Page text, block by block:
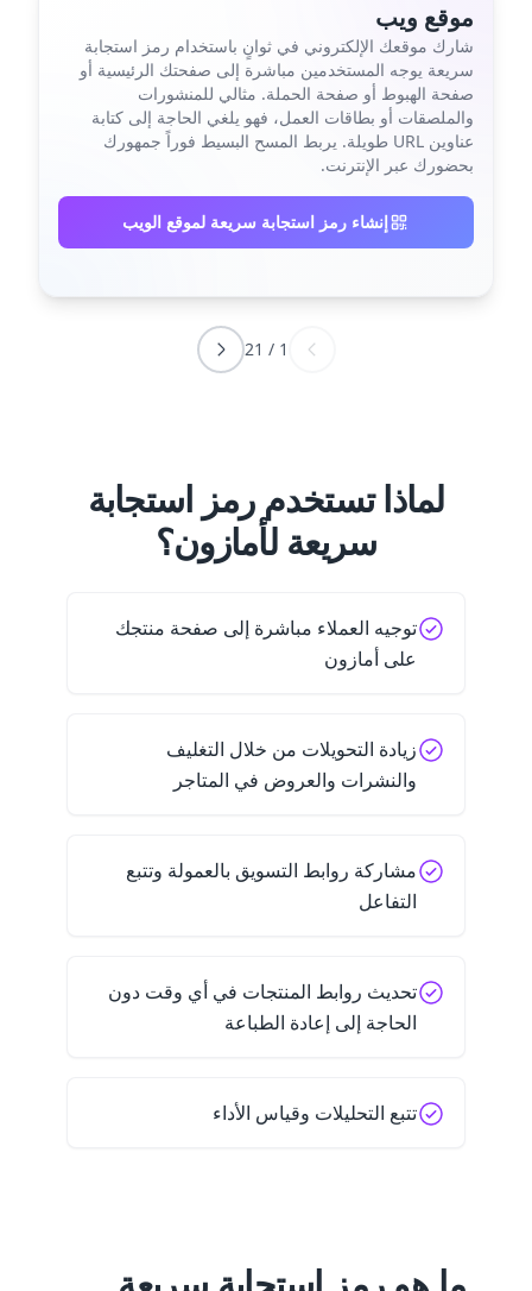
موقع ويب
شارك موقعك الإلكتروني في ثوانٍ باستخدام رمز استجابة
سريعة يوجه المستخدمين مباشرة إلى صفحتك الرئيسية أو
صفحة الهبوط أو صفحة الحملة. مثالي للمنشورات
والملصقات أو بطاقات العمل، فهو يلغي الحاجة إلى كتابة
عناوين URL طويلة. يربط المسح البسيط فوراً جمهورك
بحضورك عبر الإنترنت.
إنشاء رمز استجابة سريعة لموقع الويب
1
/
21
لماذا تستخدم رمز استجابة
سريعة لأمازون؟
توجيه العملاء مباشرة إلى صفحة منتجك
على أمازون
زيادة التحويلات من خلال التغليف
والنشرات والعروض في المتاجر
مشاركة روابط التسويق بالعمولة وتتبع
التفاعل
تحديث روابط المنتجات في أي وقت دون
الحاجة إلى إعادة الطباعة
تتبع التحليلات وقياس الأداء